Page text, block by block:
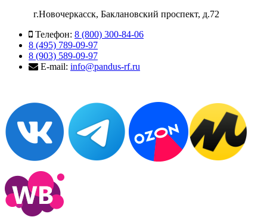
г.Новочеркасск, Баклановский проспект, д.72
Телефон: 8 (800) 300-84-06
8 (495) 789-09-97
8 (903) 589-09-97
E-mail: info@pandus-rf.ru